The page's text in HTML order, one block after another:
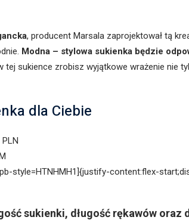
, producent Marsala zaprojektował tą
Modna – stylowa sukienka będzie
tej sukience zrobisz wyjątkowe wrażenie nie
dla Ciebie
PLN
style=HTNHMH1]{justify-content:flex-
sukienki, długość rękawów oraz